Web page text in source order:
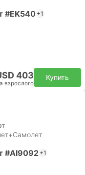
#EK540+1
403
взрослого
Купить
#AI9092 +1